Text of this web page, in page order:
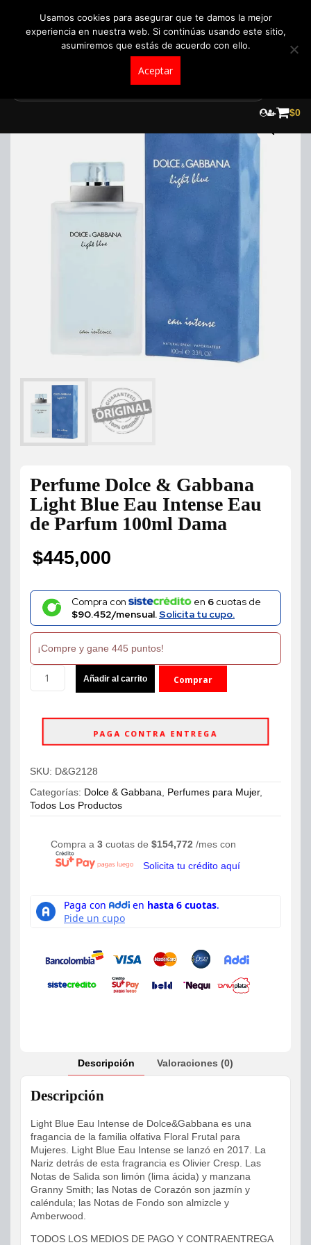
$0
Perfume Dolce & Gabbana
Light Blue Eau Intense Eau
de Parfum 100ml Dama
$445,000
Compra con en 6cuotas de
$90.452/mensual.Solicita tu cupo.
¡Compre y gane 445 puntos!
Dolce
Light
Eau
de
Parfum
cantidad
Añadir al carrito Comprar
PAGA CONTRA ENTREGA
SKU: D&G2128
Categorías: Dolce & Gabbana Perfumes para Mujer,
Todos Los Productos
Compra a 3 cuotas de $154,772 /mes con
Solicita tu crédito aquí
Descripción Valoraciones (0)
Descripción
Light Blue Eau Intense de Dolce&Gabbana es una
fragancia de la familia olfativa Floral Frutal para
Mujeres. Light Blue Eau Intense se lanzó en 2017. La
Nariz detrás de esta fragrancia es Olivier Cresp. Las
Notas de Salida son limón (lima ácida) y manzana
Granny Smith; las Notas de Corazón son jazmín y
caléndula; las Notas de Fondo son almizcle y
Amberwood.
TODOS LOS MEDIOS DE PAGO Y CONTRAENTREGA
Usamos cookies para asegurar que te damos la mejor
experiencia en nuestra web. Si continúas usando este sitio,
asumiremos que estás de acuerdo con ello.
Aceptar